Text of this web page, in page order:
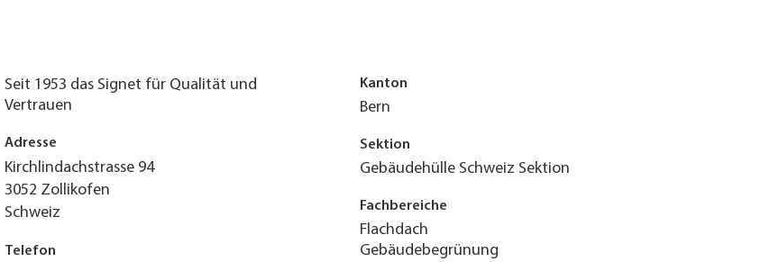
Seit 1953 das Signet für Qualität und
Vertrauen
Adresse
Kirchlindachstrasse 94
3052 Zollikofen
Schweiz
Telefon
Kanton
Bern
Sektion
Gebäudehülle Schweiz Sektion
Fachbereiche
Flachdach
Gebäudebegrünung